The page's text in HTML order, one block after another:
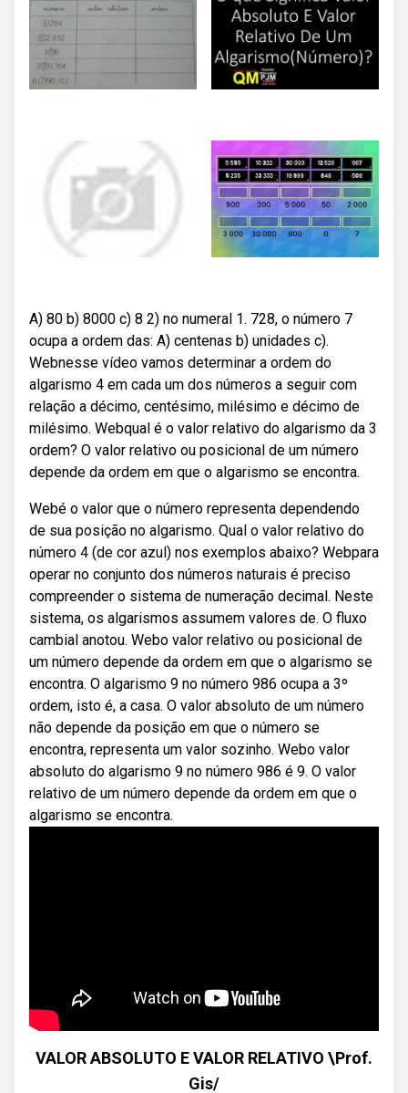
A) 80 b) 8000 c) 8 2) no numeral 1. 728, o número 7
ocupa a ordem das: A) centenas b) unidades c).
Webnesse vídeo vamos determinar a ordem do
algarismo 4 em cada um dos números a seguir com
relação a décimo, centésimo, milésimo e décimo de
milésimo. Webqual é o valor relativo do algarismo da 3
ordem? O valor relativo ou posicional de um número
depende da ordem em que o algarismo se encontra.
Webé o valor que o número representa dependendo
de sua posição no algarismo. Qual o valor relativo do
número 4 (de cor azul) nos exemplos abaixo? Webpara
operar no conjunto dos números naturais é preciso
compreender o sistema de numeração decimal. Neste
sistema, os algarismos assumem valores de. O fluxo
cambial anotou. Webo valor relativo ou posicional de
um número depende da ordem em que o algarismo se
encontra. O algarismo 9 no número 986 ocupa a 3º
ordem, isto é, a casa. O valor absoluto de um número
não depende da posição em que o número se
encontra, representa um valor sozinho. Webo valor
absoluto do algarismo 9 no número 986 é 9. O valor
relativo de um número depende da ordem em que o
algarismo se encontra.
VALOR ABSOLUTO E VALOR RELATIVO \Prof.
Gis/